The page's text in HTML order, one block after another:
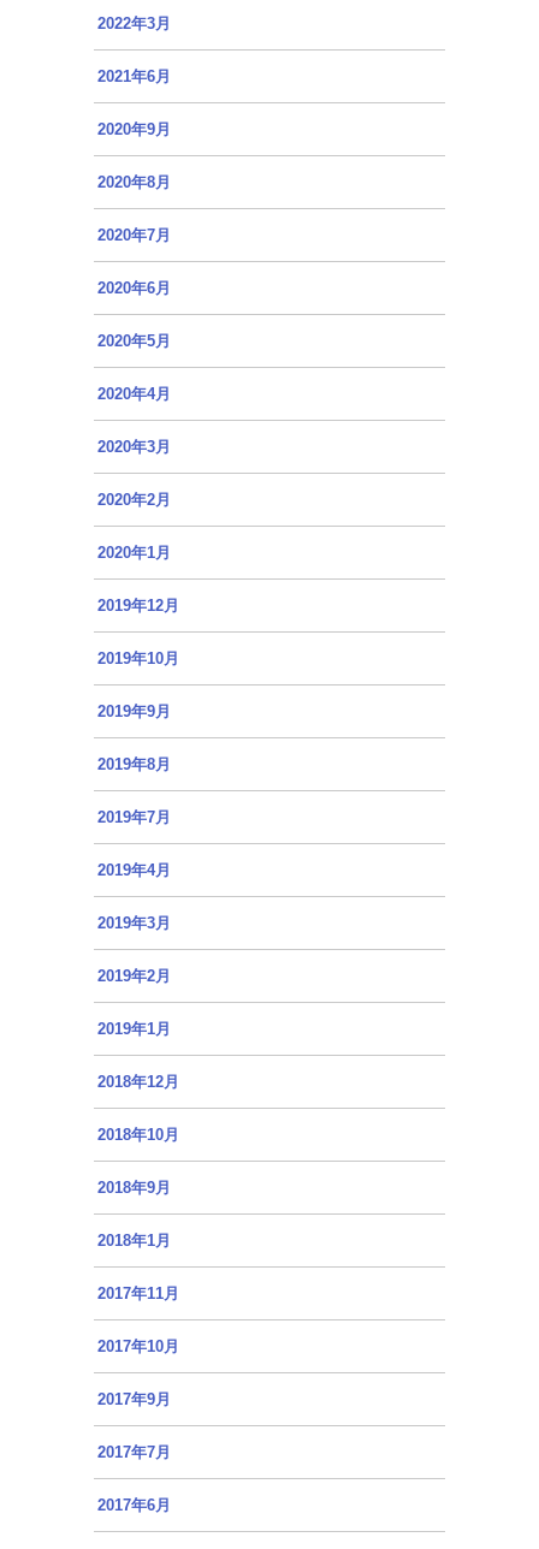
2022年3月
2021年6月
2020年9月
2020年8月
2020年7月
2020年6月
2020年5月
2020年4月
2020年3月
2020年2月
2020年1月
2019年12月
2019年10月
2019年9月
2019年8月
2019年7月
2019年4月
2019年3月
2019年2月
2019年1月
2018年12月
2018年10月
2018年9月
2018年1月
2017年11月
2017年10月
2017年9月
2017年7月
2017年6月